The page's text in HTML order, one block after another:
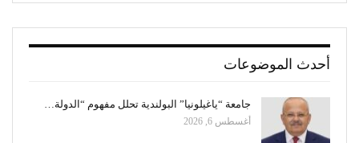
أحدث الموضوعات
جامعة “ياغيلونيا” البولندية تحلل مفهوم “الدولة…
أغسطس 6, 2026